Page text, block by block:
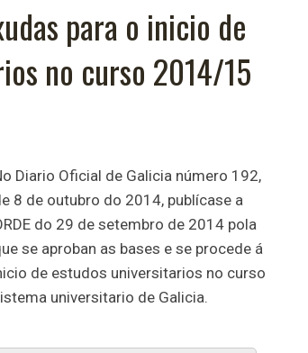
para o inicio de
no curso 2014/15
Diario Oficial de Galicia número 192,
8 de outubro do 2014, publícase a
do 29 de setembro de 2014 pola
se aproban as bases e se procede á
de estudos universitarios no curso
universitario de Galicia.